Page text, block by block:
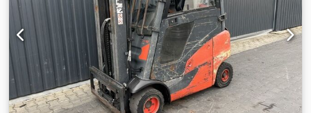
Superelastik 3. ventil, 4. ventil, vnitřní zrcátko, vyhřívané
sedadlo,